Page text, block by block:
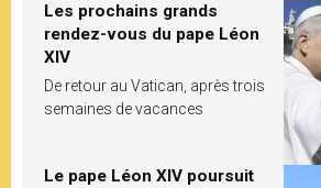
Les prochains grands
rendez-vous du pape Léon
XIV
De retour au Vatican, après trois
semaines de vacances
Le pape Léon XIV poursuit